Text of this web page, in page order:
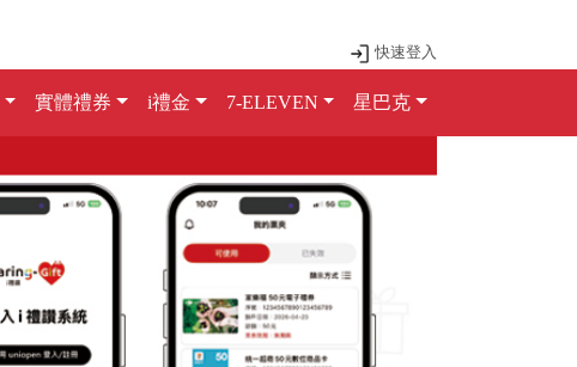
快速登入
實體禮券 i禮金 7-ELEVEN 星巴克